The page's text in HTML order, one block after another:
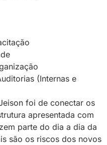
(Internas e
foi de conectar os
apresentada com
parte do dia a dia da
são os riscos dos novos